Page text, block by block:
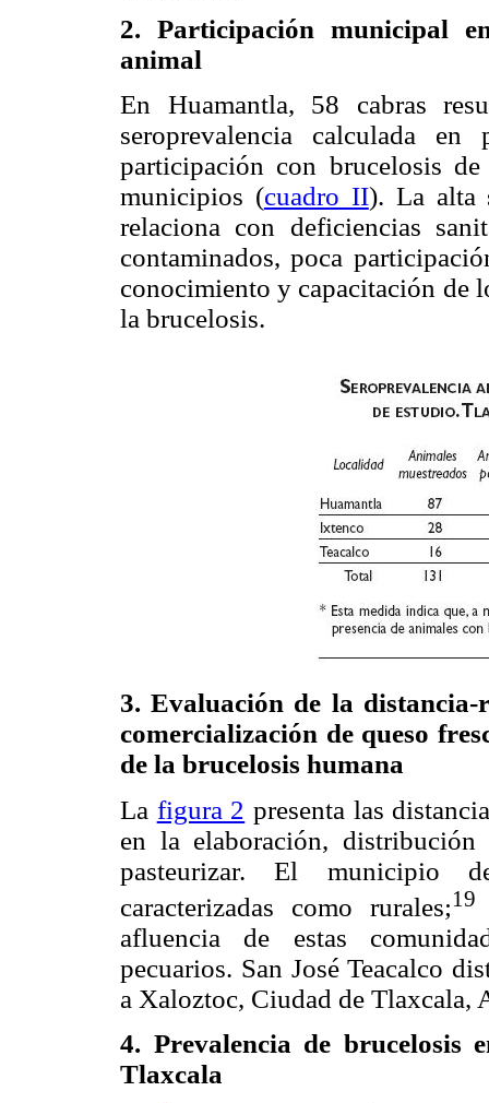
2. Participación municipal
animal
En Huamantla, 58 cabras
seroprevalencia calculada
participación con brucelosis
municipios (cuadro II). La alta
relaciona con deficiencias
contaminados, poca
conocimiento y capacitación de
la brucelosis.
3. Evaluación de la
comercialización de queso
de la brucelosis humana
La figura 2 presenta las
en la elaboración,
pasteurizar. El municipio
caracterizadas como rurales;19
afluencia de estas
pecuarios. San José Teacalco
a Xaloztoc, Ciudad de Tlaxcala,
4. Prevalencia de brucelosis
Tlaxcala